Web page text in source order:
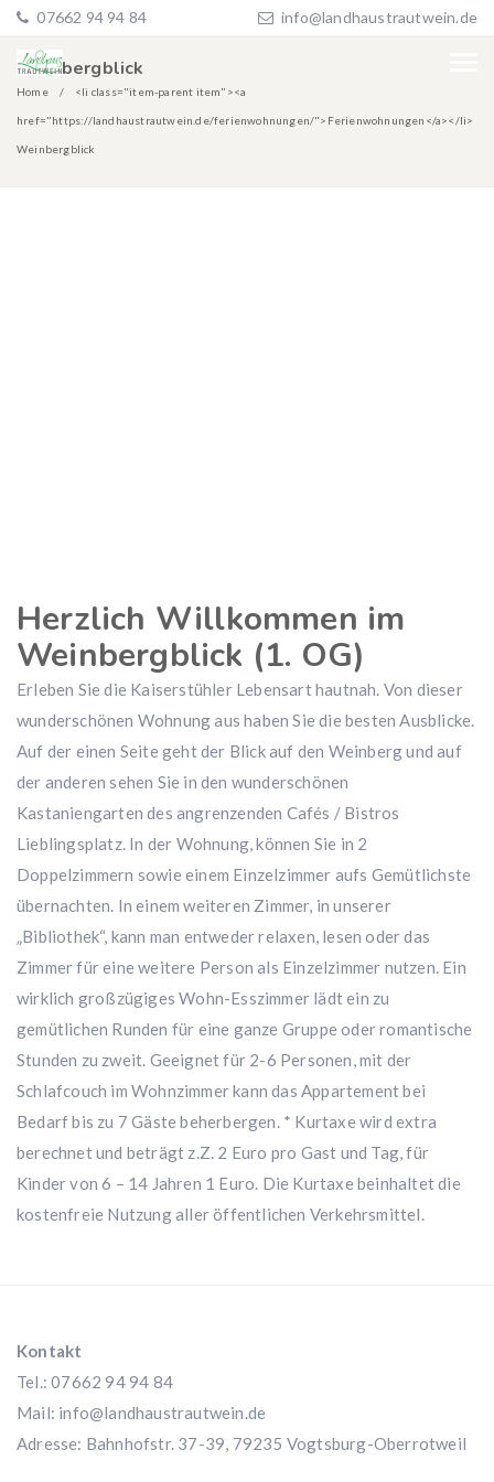
07662 94 94 84 info@landhaustrautwein.de
Weinbergblick
Home <li class="item-parent item"><a
href="https://landhaustrautwein.de/ferienwohnungen/">Ferienwohnungen</a></li>
Weinbergblick
Herzlich Willkommen im
Weinbergblick (1. OG)
Erleben Sie die Kaiserstühler Lebensart hautnah. Von dieser
wunderschönen Wohnung aus haben Sie die besten Ausblicke.
Auf der einen Seite geht der Blick auf den Weinberg und auf
der anderen sehen Sie in den wunderschönen
Kastaniengarten des angrenzenden Cafés / Bistros
Lieblingsplatz. In der Wohnung, können Sie in 2
Doppelzimmern sowie einem Einzelzimmer aufs Gemütlichste
übernachten. In einem weiteren Zimmer, in unserer
„Bibliothek“, kann man entweder relaxen, lesen oder das
Zimmer für eine weitere Person als Einzelzimmer nutzen. Ein
wirklich großzügiges Wohn-Esszimmer lädt ein zu
gemütlichen Runden für eine ganze Gruppe oder romantische
Stunden zu zweit. Geeignet für 2-6 Personen, mit der
Schlafcouch im Wohnzimmer kann das Appartement bei
Bedarf bis zu 7 Gäste beherbergen. * Kurtaxe wird extra
berechnet und beträgt z.Z. 2 Euro pro Gast und Tag, für
Kinder von 6 – 14 Jahren 1 Euro. Die Kurtaxe beinhaltet die
kostenfreie Nutzung aller öffentlichen Verkehrsmittel.
Kontakt
Tel.: 07662 94 94 84
Mail: info@landhaustrautwein.de
Adresse: Bahnhofstr. 37-39, 79235 Vogtsburg-Oberrotweil